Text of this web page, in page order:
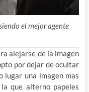
el mejor agente
alejarse de la imagen
por dejar de ocultar
lugar una imagen mas
que alterno papeles